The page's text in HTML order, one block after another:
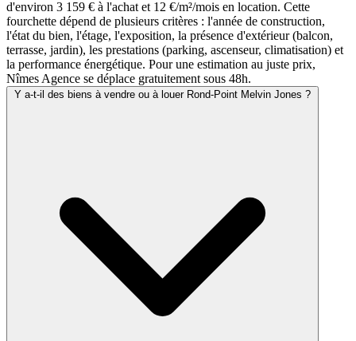
d'environ 3 159 € à l'achat et 12 €/m²/mois en location. Cette
fourchette dépend de plusieurs critères : l'année de construction,
l'état du bien, l'étage, l'exposition, la présence d'extérieur (balcon,
terrasse, jardin), les prestations (parking, ascenseur, climatisation) et
la performance énergétique. Pour une estimation au juste prix,
Nîmes Agence se déplace gratuitement sous 48h.
Y a-t-il des biens à vendre ou à louer Rond-Point Melvin Jones ?